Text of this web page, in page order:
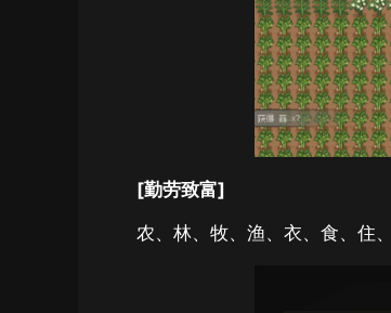
[勤劳致富]
农、林、牧、渔、衣、食、住